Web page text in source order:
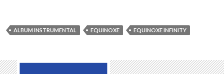
ALBUM INSTRUMENTAL EQUINOXE EQUINOXE INFINITY